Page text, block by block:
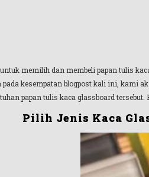
memilih dan membeli papan tulis
kesempatan blogpost kali ini, kami
papan tulis kaca glassboard
Pilih Jenis Kaca